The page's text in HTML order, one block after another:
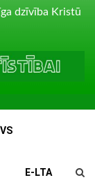
dzīvība Kristū
E-LTA